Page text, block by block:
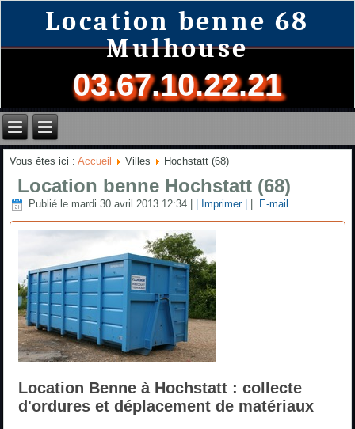
Location benne 68
Mulhouse
03.67.10.22.21
Vous êtes ici :Accueil Villes Hochstatt (68)
Location benne Hochstatt (68)
Publié le mardi 30 avril 2013 12:34 | Imprimer | E-mail
Location Benne à Hochstatt : collecte
d'ordures et déplacement de matériaux